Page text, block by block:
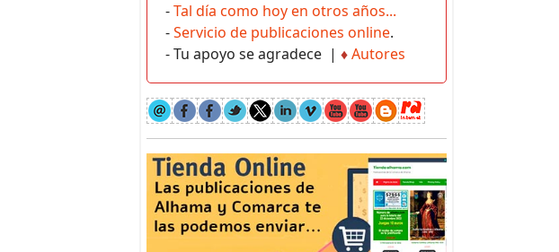
-Tal día como hoy en otros años...
-Servicio de publicaciones online.
- Tu apoyo se agradece | ♦Autores